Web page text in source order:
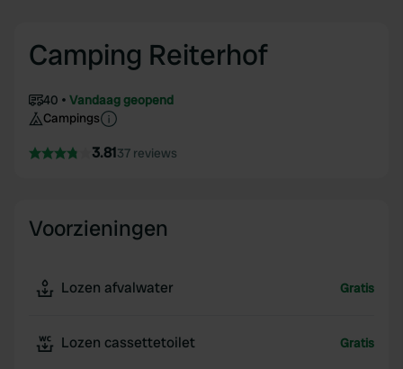
Camping Reiterhof
40
Vandaag geopend
Campings
3.8137 reviews
Voorzieningen
Lozen afvalwater Gratis
Lozen cassettetoilet Gratis